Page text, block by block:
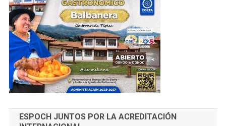
ESPOCH JUNTOS POR LA ACREDITACIÓN